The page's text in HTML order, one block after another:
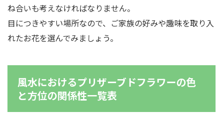
ね合いも考えなければなりません。
目につきやすい場所なので、ご家族の好みや趣味を取り入
れたお花を選んでみましょう。
風水におけるプリザーブドフラワーの色
と方位の関係性一覧表